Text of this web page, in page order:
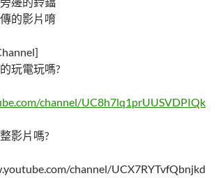
的影片唷
玩電玩嗎?
channel/UC8h7lq1prUUSVDPIQk
影片嗎?
channel/UCX7RYTvfQbnjkd